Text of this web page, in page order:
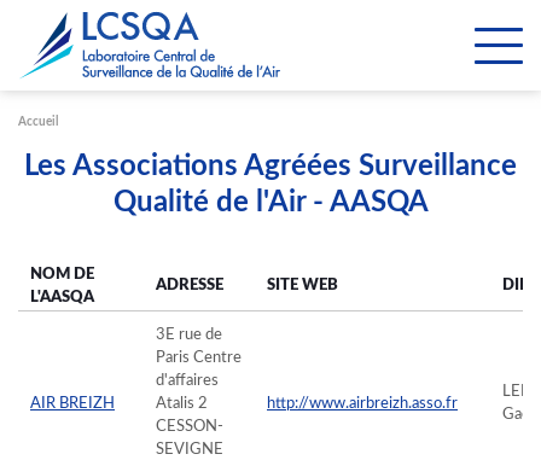
Accueil
Les Associations Agréées Surveillance
Qualité de l'Air - AASQA
NOM DE
L'AASQA
ADRESSE SITE WEB
AIR BREIZH
3E rue de
Paris Centre
d'affaires
Atalis 2
CESSON-
SEVIGNE
http://www.airbreizh.asso.fr
Gaël
Paramétrer les cookies